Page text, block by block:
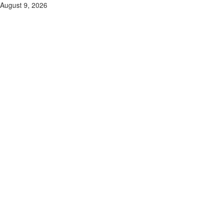
Skip
August 9, 2026